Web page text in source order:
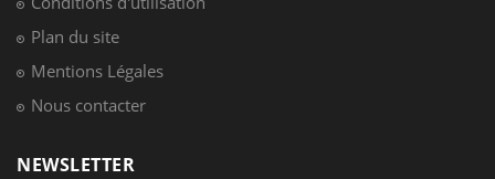
Plan du site
Mentions Légales
Nous contacter
NEWSLETTER